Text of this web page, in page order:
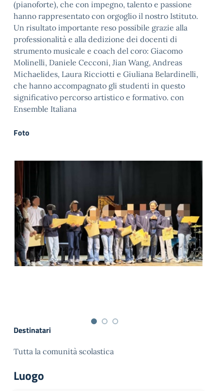
(pianoforte), che con impegno, talento e passione
hanno rappresentato con orgoglio il nostro Istituto.
Un risultato importante reso possibile grazie alla
professionalità e alla dedizione dei docenti di
strumento musicale e coach del coro: Giacomo
Molinelli, Daniele Cecconi, Jian Wang, Andreas
Michaelides, Laura Ricciotti e Giuliana Belardinelli,
che hanno accompagnato gli studenti in questo
significativo percorso artistico e formativo. con
Ensemble Italiana
Foto
Destinatari
Tutta la comunità scolastica
Luogo